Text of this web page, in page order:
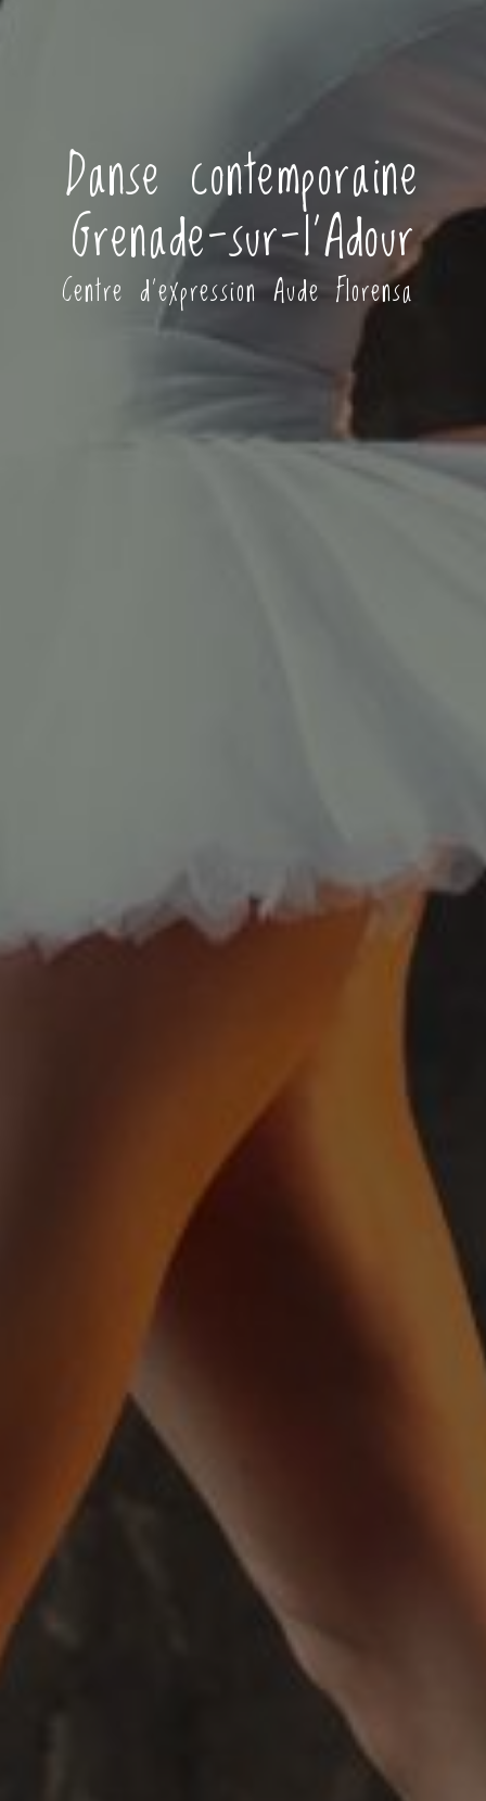
Danse contemporaine
Grenade-sur-l'Adour
Centre d'expression Aude Florensa